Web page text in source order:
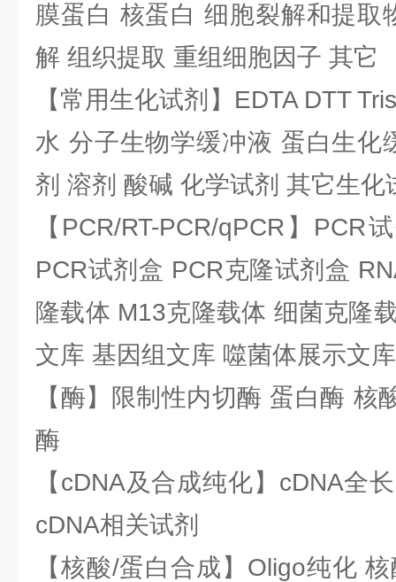
膜蛋白 核蛋白 细胞裂解和提取
解 组织提取 重组细胞因子 其它
【常用生化试剂】EDTA DTT
水 分子生物学缓冲液 蛋白生化
剂 溶剂 酸碱 化学试剂 其它生化
【PCR/RT-PCR/qPCR】PCR
PCR试剂盒 PCR克隆试剂盒
隆载体 M13克隆载体 细菌克隆
文库 基因组文库 噬菌体展示文库
【酶】限制性内切酶 蛋白酶 核
酶
【cDNA及合成纯化】cDNA全
cDNA相关试剂
【核酸/蛋白合成】Oligo纯化